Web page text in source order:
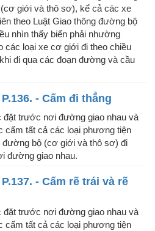
giới và thô sơ), kể cả các xe
theo Luật Giao thông đường bộ
nhìn thấy biển phải nhường
các loại xe cơ giới đi theo chiều
đi qua các đoạn đường và cầu
- Cấm đi thẳng
đặt trước nơi đường giao nhau và
cấm tất cả các loại phương tiện
đường bộ (cơ giới và thô sơ) đi
đường giao nhau.
- Cấm rẽ trái và rẽ
đặt trước nơi đường giao nhau và
cấm tất cả các loại phương tiện